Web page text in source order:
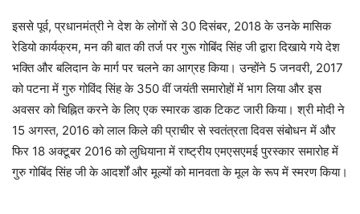
इससे पूर्व, प्रधानमंत्री ने देश के लोगों से 30 दिसंबर, 2018 के उनके मासिक
रेडियो कार्यक्रम, मन की बात की तर्ज पर गुरू गोबिंद सिंह जी द्वारा दिखाये गये देश
भक्ति और बलिदान के मार्ग पर चलने का आग्रह किया। उन्होंने 5 जनवरी, 2017
को पटना में गुरु गोविंद सिंह के 350 वीं जयंती समारोहों में भाग लिया और इस
अवसर को चिह्नित करने के लिए एक स्मारक डाक टिकट जारी किया। श्री मोदी ने
15 अगस्त, 2016 को लाल किले की प्राचीर से स्वतंत्रता दिवस संबोधन में और
फिर 18 अक्टूबर 2016 को लुधियाना में राष्ट्रीय एमएसएमई पुरस्कार समारोह में
गुरु गोबिंद सिंह जी के आदर्शों और मूल्यों को मानवता के मूल के रूप में स्मरण किया।